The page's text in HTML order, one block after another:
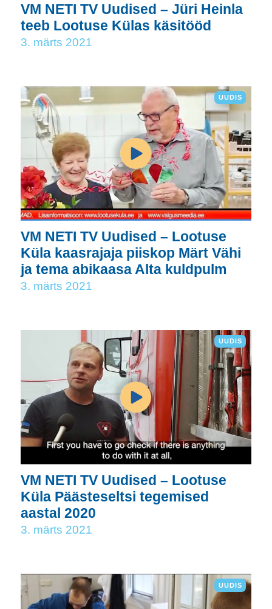
VM NETI TV Uudised – Jüri Heinla
teeb Lootuse Külas käsitööd
3. märts 2021
UUDIS
VM NETI TV Uudised – Lootuse
Küla kaasrajaja piiskop Märt Vähi
ja tema abikaasa Alta kuldpulm
3. märts 2021
UUDIS
VM NETI TV Uudised – Lootuse
Küla Päästeseltsi tegemised
aastal 2020
3. märts 2021
UUDIS